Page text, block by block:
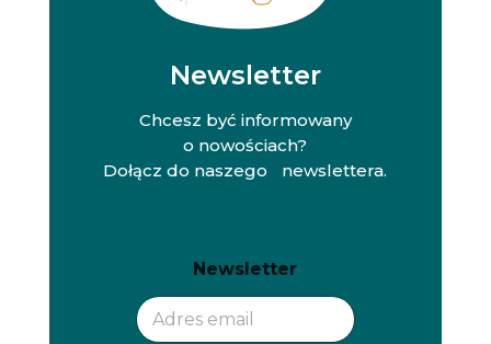
Newsletter
Chcesz być informowany
o nowościach?
Dołącz do naszego newslettera.
e
w
s
e
w
s
Newsletter